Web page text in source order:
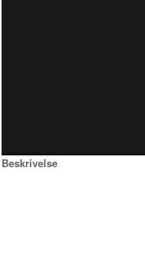
Beskrivelse